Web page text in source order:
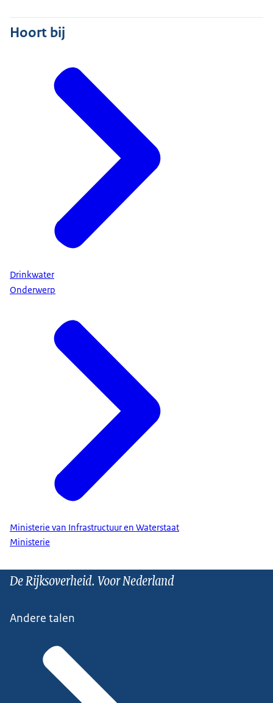
Hoort bij
Drinkwater
Onderwerp
Ministerie van Infrastructuur en Waterstaat
Ministerie
De Rijksoverheid. Voor Nederland
Andere talen